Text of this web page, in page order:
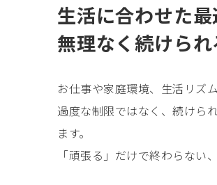
生活に合わせた
無理なく続けら
お仕事や家庭環境、生活リズ
過度な制限ではなく、続けら
ます。
「頑張る」だけで終わらない